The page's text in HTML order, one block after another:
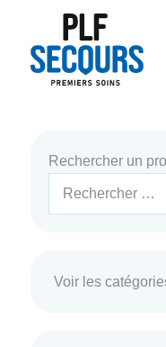
contenu
Rechercher un
Voir les